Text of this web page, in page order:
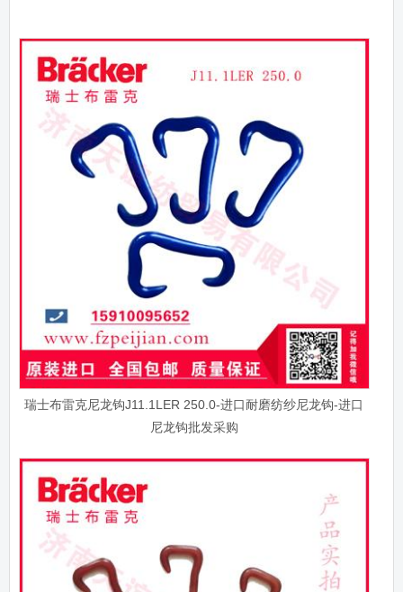
瑞士布雷克尼龙钩J11.1LER 250.0-进口耐磨纺纱尼龙钩-进口
尼龙钩批发采购